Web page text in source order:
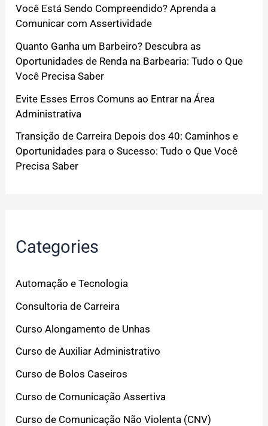
Você Está Sendo Compreendido? Aprenda a
Comunicar com Assertividade
Quanto Ganha um Barbeiro? Descubra as
Oportunidades de Renda na Barbearia: Tudo o Que
Você Precisa Saber
Evite Esses Erros Comuns ao Entrar na Área
Administrativa
Transição de Carreira Depois dos 40: Caminhos e
Oportunidades para o Sucesso: Tudo o Que Você
Precisa Saber
Categories
Automação e Tecnologia
Consultoria de Carreira
Curso Alongamento de Unhas
Curso de Auxiliar Administrativo
Curso de Bolos Caseiros
Curso de Comunicação Assertiva
Curso de Comunicação Não Violenta (CNV)